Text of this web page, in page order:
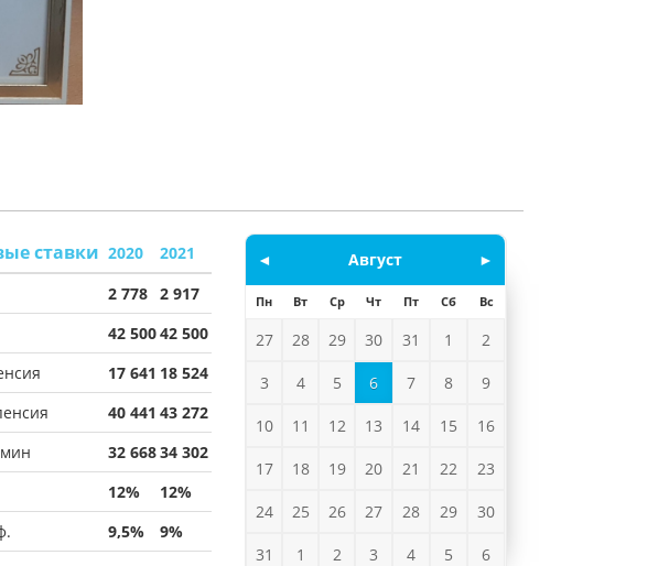
ставки 2020
2021
2 778 2 917
42 50042 500
17 641 18 524
40 441 43 272
32 66834 302
12%
12%
9,5% 9%
◄ ►
Август
Пн Вт Ср Чт Пт Сб Вс
27 28 29 30 31 1 2
3 4 5 6 7 8 9
10 11 12 13 14 15 16
17 18 19 20 21 22 23
24 25 26 27 28 29 30
31 1 2 3 4 5 6